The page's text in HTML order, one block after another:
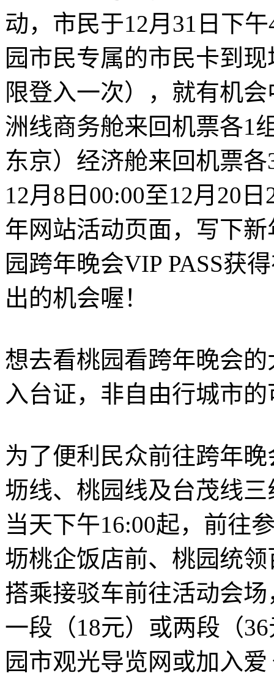
动，市民于12月31日下
园市民专属的市民卡到
限登入一次），就有机
洲线商务舱来回机票各1
东京）经济舱来回机票
12月8日00:00至12月20
年网站活动页面，写下
园跨年晚会VIP PASS获
出的机会喔！
想去看桃园看跨年晚会
入台证，非自由行城市
为了便利民众前往跨年
坜线、桃园线及台茂线
当天下午16:00起，前往
坜桃企饭店前、桃园统
搭乘接驳车前往活动会
一段（18元）或两段（
园市观光导览网或加入